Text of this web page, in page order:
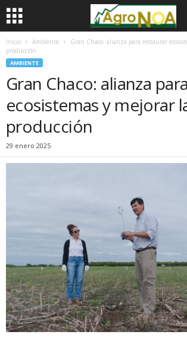
Inicio Ambiente
Gran Chaco: alianza para restaurar
producción
AMBIENTE
Gran Chaco: alianza
ecosistemas y mejorar
producción
29 enero 2025